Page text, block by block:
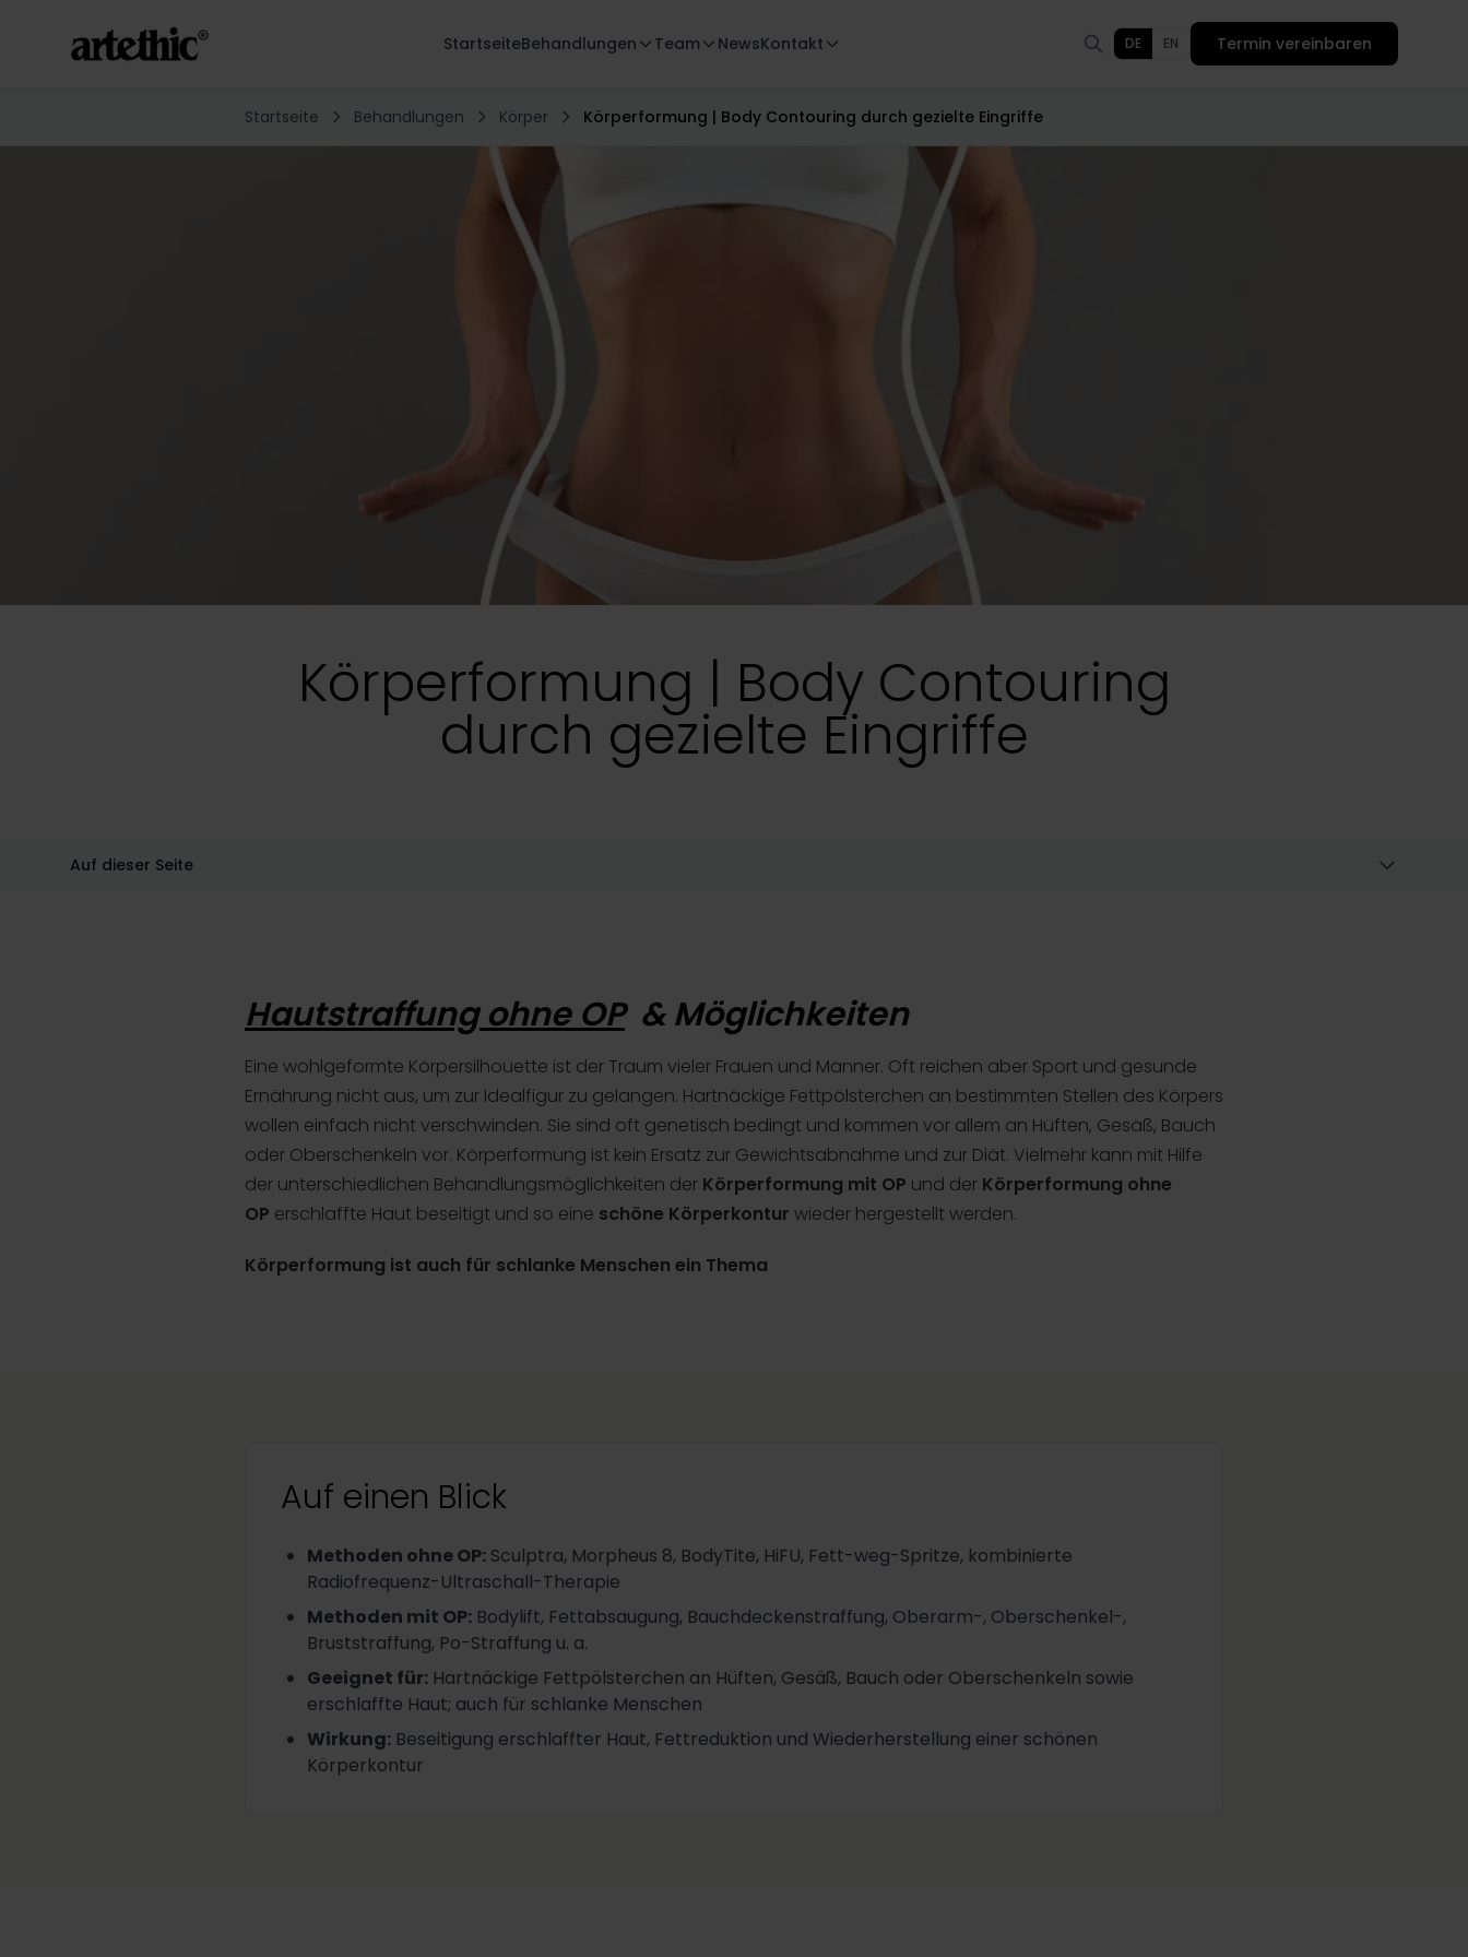
StartseiteBehandlungen Team NewsKontakt DE EN Termin vereinbaren
Startseite Behandlungen Körper Körperformung | Body Contouring durch gezielte Eingriffe
Körperformung | Body Contouring
durch gezielte Eingriffe
Auf dieser Seite
Hautstraffung ohne OP& Möglichkeiten
Eine wohlgeformte Körpersilhouette ist der Traum vieler Frauen und Männer. Oft reichen aber Sport und gesunde
Ernährung nicht aus, um zur Idealfigur zu gelangen. Hartnäckige Fettpölsterchen an bestimmten Stellen des Körpers
wollen einfach nicht verschwinden. Sie sind oft genetisch bedingt und kommen vor allem an Hüften, Gesäß, Bauch
oder Oberschenkeln vor. Körperformung ist kein Ersatz zur Gewichtsabnahme und zur Diät. Vielmehr kann mit Hilfe
der unterschiedlichen Behandlungsmöglichkeiten der Körperformung mit OP und der Körperformung ohne
OP erschlaffte Haut beseitigt und so eine schöne Körperkontur wieder hergestellt werden.
Körperformung ist auch für schlanke Menschen ein Thema
Auf einen Blick
Methoden ohne OP: Sculptra, Morpheus 8, BodyTite, HiFU, Fett-weg-Spritze, kombinierte
Radiofrequenz-Ultraschall-Therapie
Methoden mit OP: Bodylift, Fettabsaugung, Bauchdeckenstraffung, Oberarm-, Oberschenkel-,
Bruststraffung, Po-Straffung u. a.
Geeignet für: Hartnäckige Fettpölsterchen an Hüften, Gesäß, Bauch oder Oberschenkeln sowie
erschlaffte Haut; auch für schlanke Menschen
Wirkung: Beseitigung erschlaffter Haut, Fettreduktion und Wiederherstellung einer schönen
Körperkontur